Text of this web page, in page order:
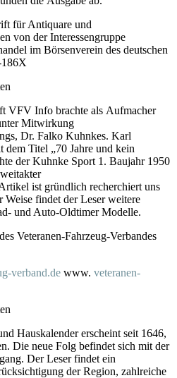
für Antiquare und
von der Interessengruppe
im Börsenverein des deutschen
VFV Info brachte als Aufmacher
Mitwirkung
Dr. Falko Kuhnkes. Karl
dem Titel „70 Jahre und kein
der Kuhnke Sport 1. Baujahr 1950
ist gründlich recherchiert uns
findet der Leser weitere
und Auto-Oldtimer Modelle.
Veteranen-Fahrzeug-Verbandes
verband.de www. veteranen-
Hauskalender erscheint seit 1646,
Die neue Folg befindet sich mit der
Der Leser findet ein
der Region, zahlreiche